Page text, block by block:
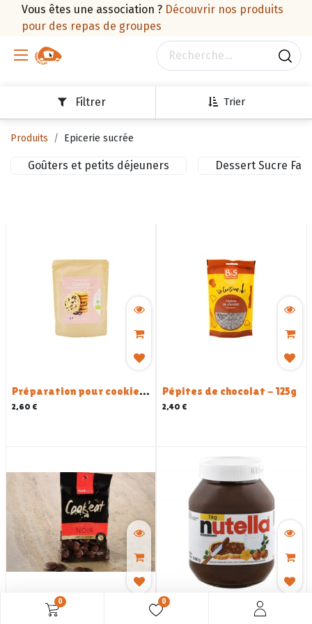
0 0
Vous êtes une association ? Découvrir nos produits
pour des repas de groupes
Trier
Filtrer
Produits Epicerie sucrée
Goûters et petits déjeuners Dessert Sucre
Préparation pour cookies BIO 300G
2,60 €
Pépites de chocolat - 125g
2,40 €
Nutella- 1 KG